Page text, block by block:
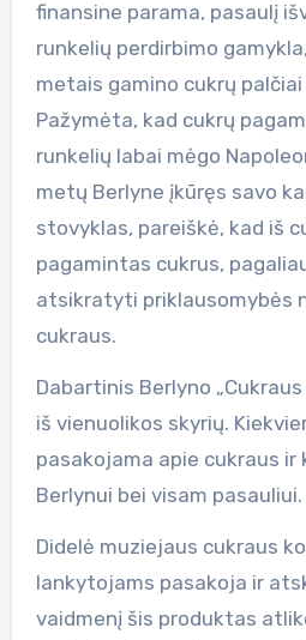
finansine parama, pasaulį
runkelių perdirbimo
metais gamino cukrų
Pažymėta, kad cukrų
runkelių labai mėgo
metų Berlyne įkūręs savo
stovyklas, pareiškė, kad iš
pagamintas cukrus,
atsikratyti priklausomybės
cukraus.
Dabartinis Berlyno
iš vienuolikos skyrių.
pasakojama apie cukraus
Berlynui bei visam pasauliui.
Didelė muziejaus cukraus
lankytojams pasakoja ir
vaidmenį šis produktas